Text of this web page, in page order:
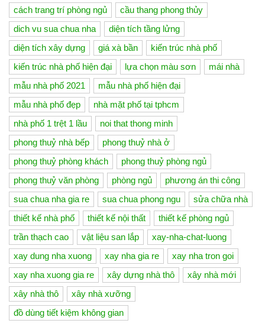
cách trang trí phòng ngủ
cầu thang phong thủy
dich vu sua chua nha
diện tích tầng lửng
diện tích xây dựng
giá xà bần
kiến trúc nhà phố
kiến trúc nhà phố hiện đại
lựa chọn màu sơn
mái nhà
mẫu nhà phố 2021
mẫu nhà phố hiện đại
mẫu nhà phố đẹp
nhà mặt phố tại tphcm
nhà phố 1 trệt 1 lầu
noi that thong minh
phong thuỷ nhà bếp
phong thuỷ nhà ở
phong thuỷ phòng khách
phong thuỷ phòng ngủ
phong thuỷ văn phòng
phòng ngủ
phương án thi công
sua chua nha gia re
sua chua phong ngu
sửa chữa nhà
thiết kế nhà phố
thiết kế nội thất
thiết kế phòng ngủ
trần thạch cao
vật liệu san lắp
xay-nha-chat-luong
xay dung nha xuong
xay nha gia re
xay nha tron goi
xay nha xuong gia re
xây dựng nhà thô
xây nhà mới
xây nhà thô
xây nhà xưỡng
đồ dùng tiết kiệm không gian